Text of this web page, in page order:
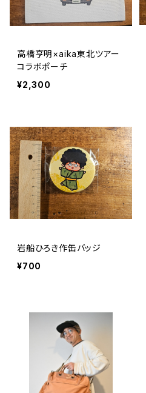
高橋亨明×aika東北ツアー
コラボポーチ
¥2,300
岩船ひろき作缶バッジ
¥700